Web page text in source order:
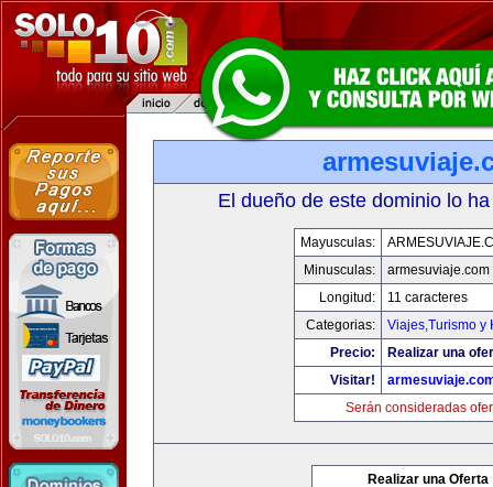
El dueño de este dominio lo
Mayusculas:
Minusculas:
armesuviaje.com
Longitud:
11 caracteres
Categorias:
Viajes,Turismo y
Precio:
Realizar una
Visitar!
Serán consideradas
Realizar una Oferta